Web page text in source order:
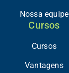
Nossa equipe
Cursos
Cursos
Vantagens